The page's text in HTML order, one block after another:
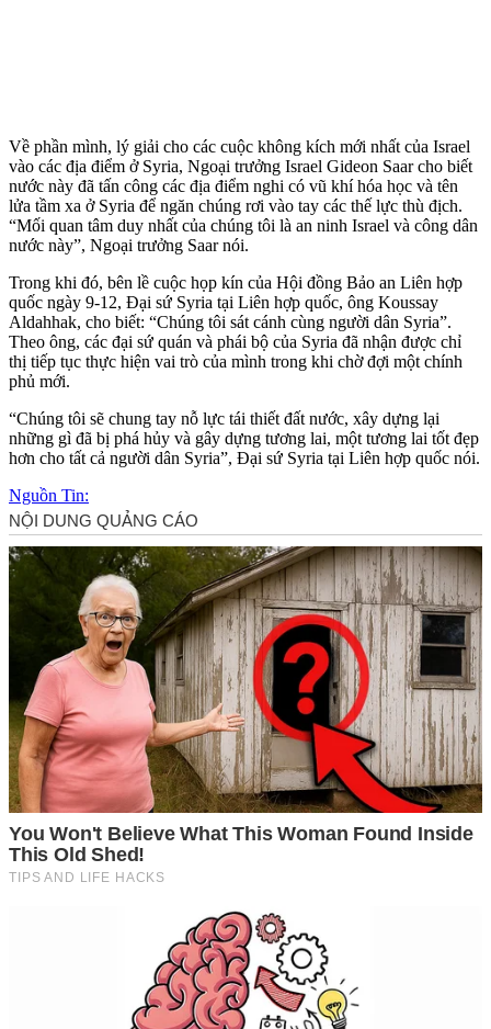
Về phần mình, lý giải cho các cuộc không kích mới nhất của Israel
vào các địa điểm ở Syria, Ngoại trưởng Israel Gideon Saar cho biết
nước này đã tấn công các địa điểm nghi có vũ khí hóa học và tên
lửa tầm xa ở Syria để ngăn chúng rơi vào tay các thế lực thù địch.
“Mối quan tâm duy nhất của chúng tôi là an ninh Israel và công dân
nước này”, Ngoại trưởng Saar nói.
Trong khi đó, bên lề cuộc họp kín của Hội đồng Bảo an Liên hợp
quốc ngày 9-12, Đại sứ Syria tại Liên hợp quốc, ông Koussay
Aldahhak, cho biết: “Chúng tôi sát cánh cùng người dân Syria”.
Theo ông, các đại sứ quán và phái bộ của Syria đã nhận được chỉ
thị tiếp tục thực hiện vai trò của mình trong khi chờ đợi một chính
phủ mới.
“Chúng tôi sẽ chung tay nỗ lực tái thiết đất nước, xây dựng lại
những gì đã bị phá hủy và gây dựng tương lai, một tương lai tốt đẹp
hơn cho tất cả người dân Syria”, Đại sứ Syria tại Liên hợp quốc nói.
Nguồn Tin: